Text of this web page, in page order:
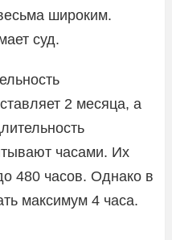
широким.
суд.
2 месяца, а
часами. Их
480 часов. Однако в
максимум 4 часа.